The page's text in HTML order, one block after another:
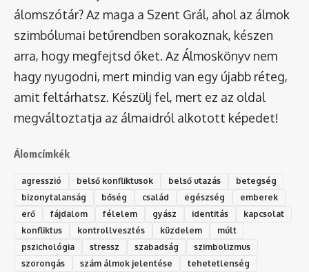
álomszótár? Az maga a Szent Grál, ahol az álmok
szimbólumai betűrendben sorakoznak, készen
arra, hogy megfejtsd őket. Az Álmoskönyv nem
hagy nyugodni, mert mindig van egy újabb réteg,
amit feltárhatsz. Készülj fel, mert ez az oldal
megváltoztatja az álmaidról alkotott képedet!
Álomcímkék
agresszió belső konfliktusok belső utazás
betegség
bizonytalanság
bőség család egészség
emberek
erő
fájdalom félelem gyász identitás
kapcsolat
konfliktus
kontrollvesztés küzdelem
múlt
pszichológia
stressz szabadság
szimbolizmus
szorongás
szám álmok jelentése
tehetetlenség